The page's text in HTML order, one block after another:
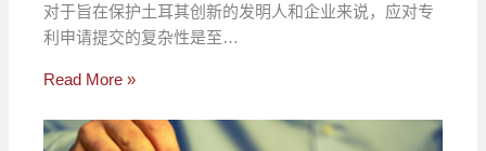
对于旨在保护土耳其创新的发明人和企业来说，应对专
利申请提交的复杂性是至…
Read More »